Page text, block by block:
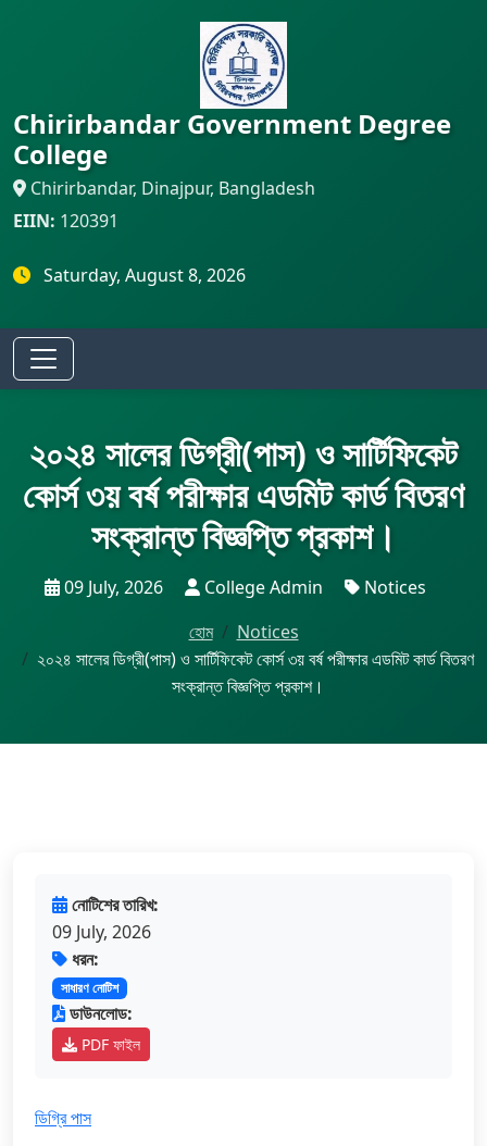
Chirirbandar Government Degree
College
Chirirbandar, Dinajpur, Bangladesh
EIIN: 120391
Saturday, August 8, 2026
২০২৪ সালের ডিগ্রী(পাস) ও সার্টিফিকেট
কোর্স ৩য় বর্ষ পরীক্ষার এডমিট কার্ড বিতরণ
সংক্রান্ত বিজ্ঞপ্তি প্রকাশ।
09 July, 2026 College Admin
Notices
হোম
Notices
২০২৪ সালের ডিগ্রী(পাস) ও সার্টিফিকেট কোর্স ৩য় বর্ষ পরীক্ষার এডমিট কার্ড বিতরণ
সংক্রান্ত বিজ্ঞপ্তি প্রকাশ।
নোটিশের তারিখ:
09 July, 2026
ধরন:
সাধারণ নোটিশ
ডাউনলোড:
PDF ফাইল
ডিগ্রি পাস